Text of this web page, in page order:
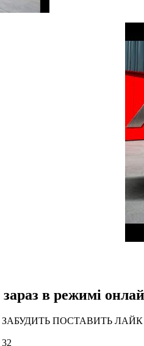
зараз в режимі
ЗАБУДИТЬ ПОСТАВИТЬ
32